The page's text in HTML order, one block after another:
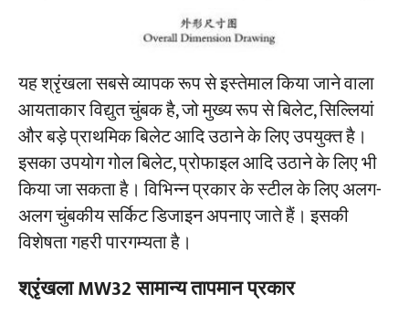
यह श्रृंखला सबसे व्यापक रूप से इस्तेमाल किया जाने वाला
आयताकार विद्युत चुंबक है, जो मुख्य रूप से बिलेट, सिल्लियां
और बड़े प्राथमिक बिलेट आदि उठाने के लिए उपयुक्त है।
इसका उपयोग गोल बिलेट, प्रोफाइल आदि उठाने के लिए भी
किया जा सकता है। विभिन्न प्रकार के स्टील के लिए अलग-
अलग चुंबकीय सर्किट डिजाइन अपनाए जाते हैं। इसकी
विशेषता गहरी पारगम्यता है।
श्रृंखला MW32 सामान्य तापमान प्रकार